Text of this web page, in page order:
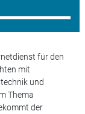
für den
mit
und
Thema
der